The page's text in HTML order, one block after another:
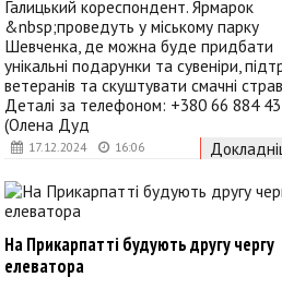
17.12.2024 16:06
Галицький кореспондент. Ярмарок
&nbsp;проведуть у міському парку
Шевченка, де можна буде придбати
унікальні подарунки та сувеніри,
ветеранів та скуштувати смачні
Деталі за телефоном: +380 66 884
(Олена Дуд
На Прикарпатті будують другу чергу
елеватора